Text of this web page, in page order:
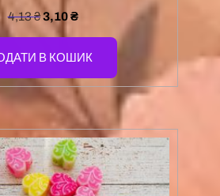
4,13₴3,10₴
В КОШИК